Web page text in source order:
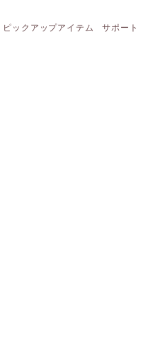
ピックアップアイテム サポート